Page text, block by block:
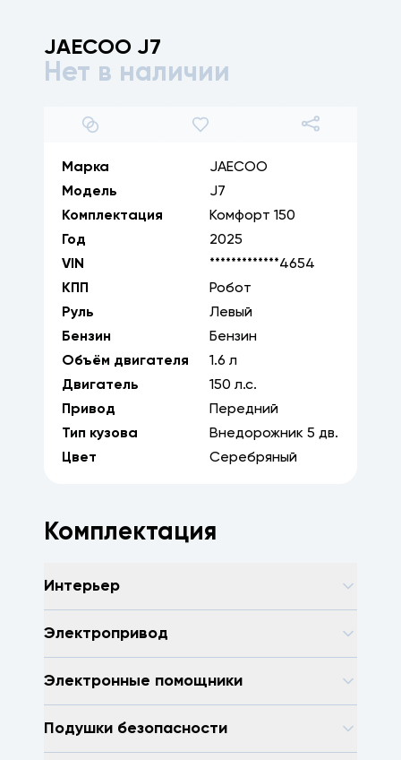
JAECOO J7
Нет в наличии
1/12
Марка
JAECOO
Модель
J7
Комплектация
Комфорт 150
Год
2025
VIN
*************4654
КПП
Робот
Руль
Левый
Бензин
Бензин
Объём двигателя
1.6 л
Двигатель
150 л.с.
Привод
Передний
Тип кузова
Внедорожник 5 дв.
Цвет
Серебряный
Комплектация
Интерьер
Электропривод
Электронные помощники
Подушки безопасности